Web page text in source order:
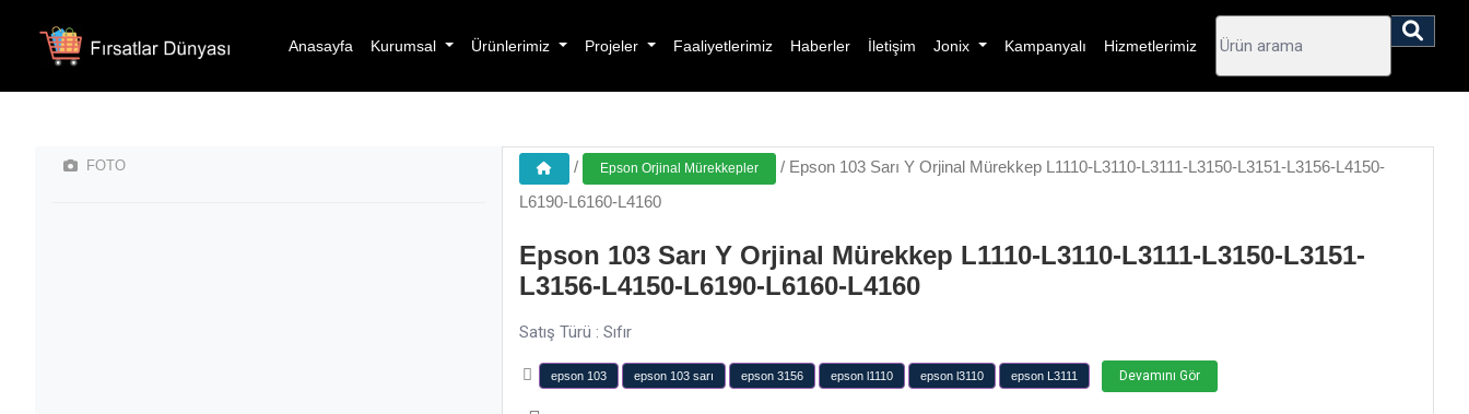
Anasayfa Kurumsal Ürünlerimiz Projeler Faaliyetlerimiz Haberler İletişim Jonix Kampanyalı Hizmetlerimiz
FOTO / Epson Orjinal Mürekkepler / Epson 103 Sarı Y Orjinal Mürekkep L1110-L3110-L3111-L3150-L3151-L3156-L4150-
L6190-L6160-L4160
Epson 103 Sarı Y Orjinal Mürekkep L1110-L3110-L3111-L3150-L3151-
L3156-L4150-L6190-L6160-L4160
Satış Türü : Sıfır
epson 103 epson 103 sarı epson 3156 epson l1110 epson l3110 epson L3111 Devamını Gör